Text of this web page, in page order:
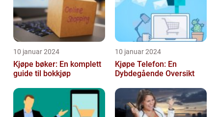
10 januar 2024
Kjøpe bøker: En komplett
guide til bokkjøp
10 januar 2024
Kjøpe Telefon: En
Dybdegående Oversikt